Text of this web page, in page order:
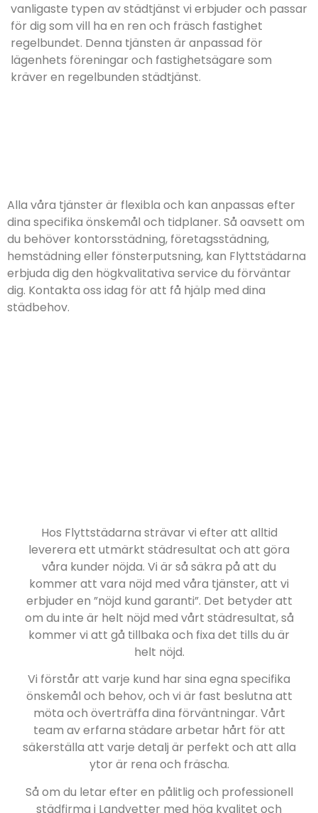
vanligaste typen av städtjänst vi erbjuder och passar
för dig som vill ha en ren och fräsch fastighet
regelbundet. Denna tjänsten är anpassad för
lägenhets föreningar och fastighetsägare som
kräver en regelbunden städtjänst.
Alla våra tjänster är flexibla och kan anpassas efter
dina specifika önskemål och tidplaner. Så oavsett om
du behöver kontorsstädning, företagsstädning,
hemstädning eller fönsterputsning, kan Flyttstädarna
erbjuda dig den högkvalitativa service du förväntar
dig. Kontakta oss idag för att få hjälp med dina
städbehov.
Hos Flyttstädarna strävar vi efter att alltid
leverera ett utmärkt städresultat och att göra
våra kunder nöjda. Vi är så säkra på att du
kommer att vara nöjd med våra tjänster, att vi
erbjuder en ”nöjd kund garanti”. Det betyder att
om du inte är helt nöjd med vårt städresultat, så
kommer vi att gå tillbaka och fixa det tills du är
helt nöjd.
Vi förstår att varje kund har sina egna specifika
önskemål och behov, och vi är fast beslutna att
möta och överträffa dina förväntningar. Vårt
team av erfarna städare arbetar hårt för att
säkerställa att varje detalj är perfekt och att alla
ytor är rena och fräscha.
Så om du letar efter en pålitlig och professionell
städfirma i Landvetter med hög kvalitet och